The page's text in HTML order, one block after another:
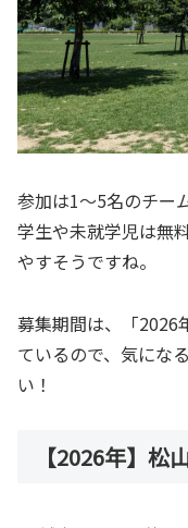
参加は1〜5名のチー
学生や未就学児は無
やすそうですね。
募集期間は、「2026
ているので、気にな
い！
【2026年】松